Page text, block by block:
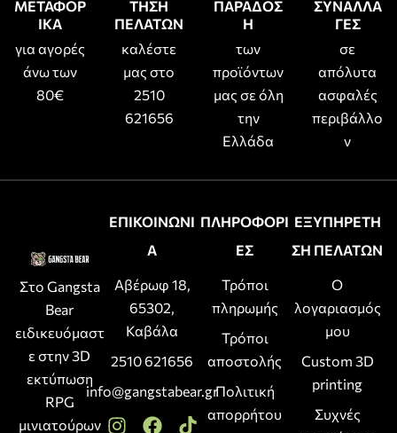
ΜΕΤΑΦΟΡ
ΙΚΑ
για αγορές
άνω των
80€
ΤΗΣΗ
ΠΕΛΑΤΩΝ
καλέστε
μας στο
2510
621656
ΠΑΡΑΔΟΣ
Η
των
προϊόντων
μας σε όλη
την
Ελλάδα
ΣΥΝΑΛΛΑ
ΓΕΣ
σε
απόλυτα
ασφαλές
περιβάλλο
ν
Στο Gangsta
Bear
ειδικευόμαστ
ε στην 3D
εκτύπωση
RPG
μινιατούρων
ΕΠΙΚΟΙΝΩΝΙ
Α
Αβέρωφ 18,
65302,
Καβάλα
2510 621656
info@gangstabear.gr
ΠΛΗΡΟΦΟΡΙ
ΕΣ
Τρόποι
πληρωμής
Τρόποι
αποστολής
Πολιτική
απορρήτου
ΕΞΥΠΗΡΕΤΗ
ΣΗ ΠΕΛΑΤΩΝ
Ο
λογαριασμός
μου
Custom 3D
printing
Συχνές